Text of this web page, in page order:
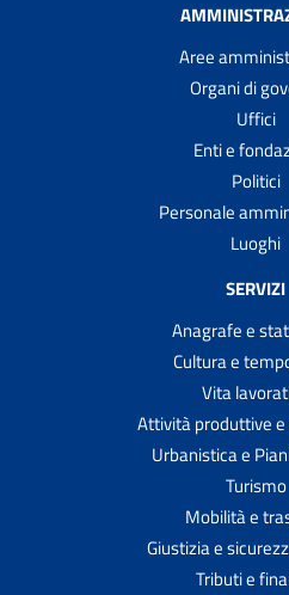
Aree
Organi di
Uffici
Enti e
Politici
Personale
Luoghi
SERVIZI
Anagrafe e
Cultura e
Vita
Attività produttive
Urbanistica e
Turismo
Mobilità e
Giustizia e
Tributi e